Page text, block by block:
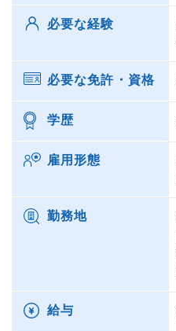
必要な経験
必要な免許・資格
学歴
雇用形態
勤務地
給与